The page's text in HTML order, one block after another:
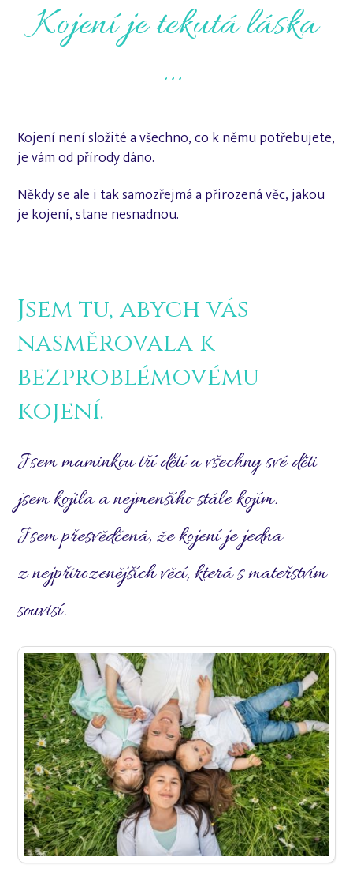
Kojení je tekutá láska
...
Kojení není složité a všechno, co k němu potřebujete,
je vám od přírody dáno.
Někdy se ale i tak samozřejmá a přirozená věc, jakou
je kojení, stane nesnadnou.
Jsem tu, abych vás
nasměrovala k
bezproblémovému
kojení.
Jsem maminkou tří dětí a všechny své děti
jsem kojila a nejmenšího stále kojím.
Jsem přesvědčená, že kojení je jedna
z nejpřirozenějších věcí, která s mateřstvím
souvisí.